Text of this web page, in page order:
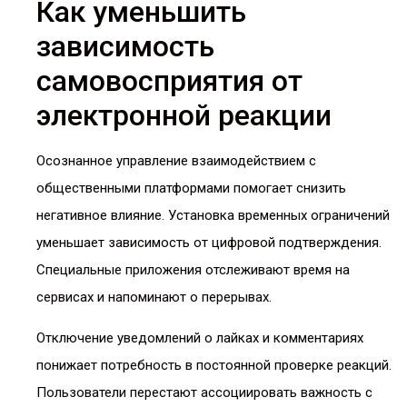
Как уменьшить
зависимость
самовосприятия от
электронной реакции
Осознанное управление взаимодействием с
общественными платформами помогает снизить
негативное влияние. Установка временных ограничений
уменьшает зависимость от цифровой подтверждения.
Специальные приложения отслеживают время на
сервисах и напоминают о перерывах.
Отключение уведомлений о лайках и комментариях
понижает потребность в постоянной проверке реакций.
Пользователи перестают ассоциировать важность с